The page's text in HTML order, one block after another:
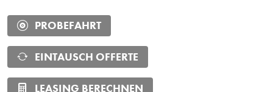
PROBEFAHRT
EINTAUSCH OFFERTE
LEASING BERECHNEN